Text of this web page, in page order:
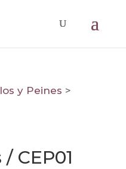
y Peines >
CEP01